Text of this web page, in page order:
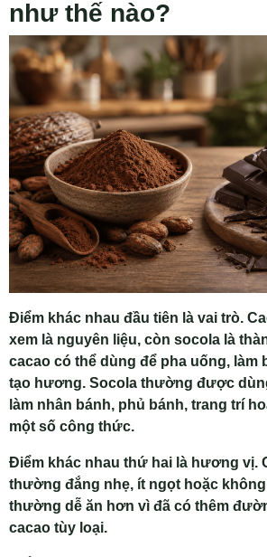
như thế nào?
Điểm khác nhau đầu tiên là vai trò.
xem là nguyên liệu, còn socola là
cacao có thể dùng để pha uống, làm
tạo hương. Socola thường được
làm nhân bánh, phủ bánh, trang trí
một số công thức.
Điểm khác nhau thứ hai là hương vị.
thường đắng nhẹ, ít ngọt hoặc
thường dễ ăn hơn vì đã có thêm
cacao tùy loại.